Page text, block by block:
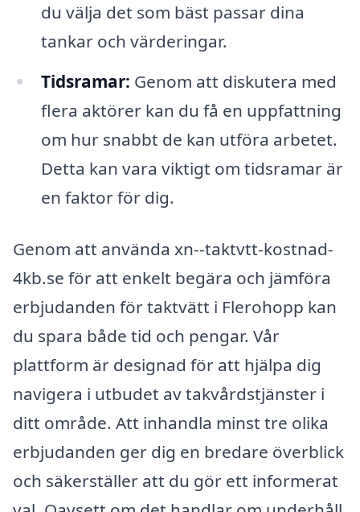
du välja det som bäst passar dina
tankar och värderingar.
Tidsramar: Genom att diskutera med
flera aktörer kan du få en uppfattning
om hur snabbt de kan utföra arbetet.
Detta kan vara viktigt om tidsramar är
en faktor för dig.
Genom att använda xn--taktvtt-kostnad-
4kb.se för att enkelt begära och jämföra
erbjudanden för taktvätt i Flerohopp kan
du spara både tid och pengar. Vår
plattform är designad för att hjälpa dig
navigera i utbudet av takvårdstjänster i
ditt område. Att inhandla minst tre olika
erbjudanden ger dig en bredare överblick
och säkerställer att du gör ett informerat